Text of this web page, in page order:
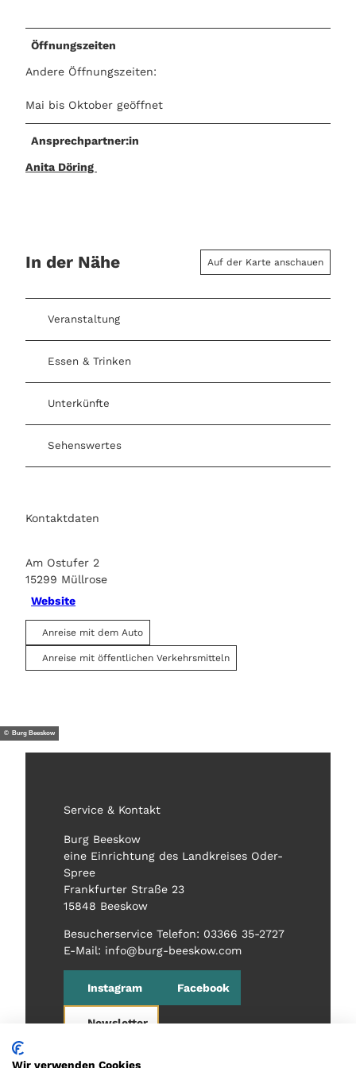
Öffnungszeiten
Andere Öffnungszeiten:
Mai bis Oktober geöffnet
Ansprechpartner:in
Anita Döring
In der Nähe Auf der Karte anschauen
Veranstaltung
Essen & Trinken
Unterkünfte
Sehenswertes
Kontaktdaten
Am Ostufer 2
15299 Müllrose
Website
Anreise mit dem Auto
Anreise mit öffentlichen Verkehrsmitteln
© Burg Beeskow
Service & Kontakt
Burg Beeskow
eine Einrichtung des Landkreises Oder-
Spree
Frankfurter Straße 23
15848 Beeskow
Besucherservice Telefon: 03366 35-2727
E-Mail: info@burg-beeskow.com
Instagram Facebook
Newsletter
Wir verwenden Cookies